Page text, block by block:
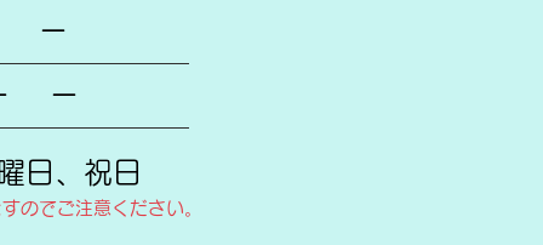
ー
ー
日、祝日
のでご注意ください。